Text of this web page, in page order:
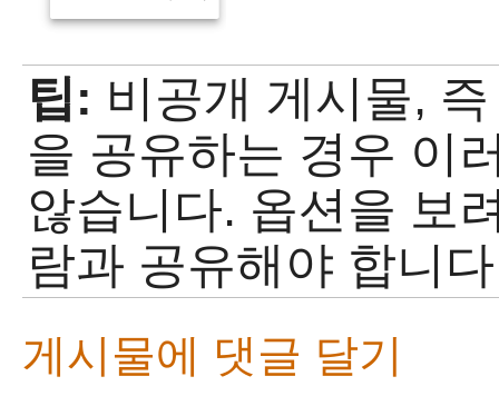
팁: 비공개 게시물,
을 공유하는 경우 이
않습니다. 옵션을 보
람과 공유해야 합니
게시물에 댓글 달기